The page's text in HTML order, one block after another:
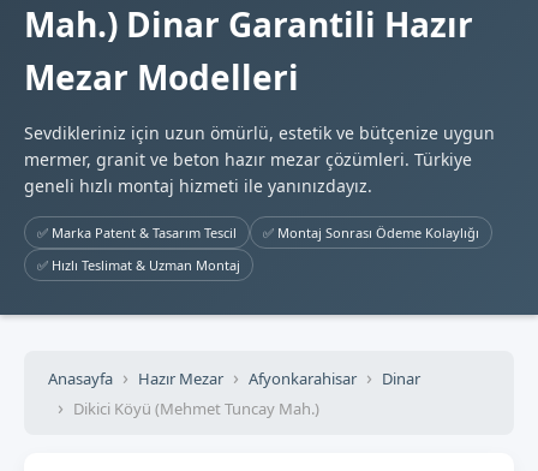
Mah.) Dinar Garantili Hazır
Mezar Modelleri
Sevdikleriniz için uzun ömürlü, estetik ve bütçenize uygun
mermer, granit ve beton hazır mezar çözümleri. Türkiye
geneli hızlı montaj hizmeti ile yanınızdayız.
✅ Marka Patent & Tasarım Tescil
✅ Montaj Sonrası Ödeme Kolaylığı
✅ Hızlı Teslimat & Uzman Montaj
Anasayfa Hazır Mezar Afyonkarahisar
Dinar
Dikici Köyü (Mehmet Tuncay Mah.)